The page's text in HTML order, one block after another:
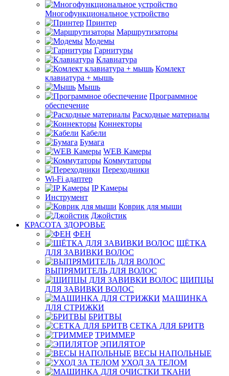
Многофункциональное устройство
Принтер
Маршрутизаторы
Модемы
Гарнитуры
Клавиатура
Комлект
клавиатура + мышь
Мышь
Программное
обеспечение
Расходные материалы
Коннекторы
Кабели
Бумага
WEB Камеры
Коммутаторы
Переходники
Wi-Fi адаптер
IP Камеры
Инструмент
Коврик для мыши
Джойстик
КРАСОТА ЗДОРОВЬЕ
ФЕН
ЩЁТКА
ДЛЯ ЗАВИВКИ ВОЛОС
ВЫПРЯМИТЕЛЬ ДЛЯ ВОЛОС
ЩИПЦЫ
ДЛЯ ЗАВИВКИ ВОЛОС
МАШИНКА
ДЛЯ СТРИЖКИ
БРИТВЫ
СЕТКА ДЛЯ БРИТВ
ТРИММЕР
ЭПИЛЯТОР
ВЕСЫ НАПОЛЬНЫЕ
УХОД ЗА ТЕЛОМ